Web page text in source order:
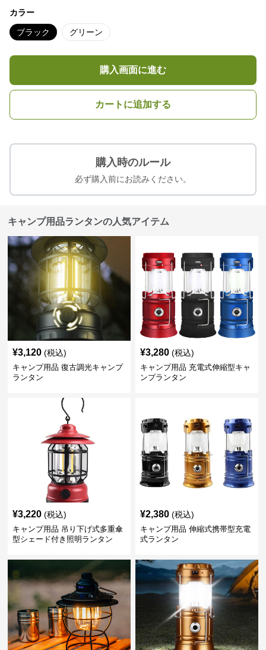
カラー
ブラック グリーン
購入画面に進む
カートに追加する
購入時のルール
必ず購入前にお読みください。
キャンプ用品ランタンの人気アイテム
¥3,120 (税込)
キャンプ用品 復古調光キャンプ
ランタン
¥3,280 (税込)
キャンプ用品 充電式伸縮型キャ
ンプランタン
¥3,220 (税込)
キャンプ用品 吊り下げ式多重傘
型シェード付き照明ランタン
¥2,380 (税込)
キャンプ用品 伸縮式携帯型充電
式ランタン